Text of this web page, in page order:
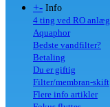
+- Info
4 ting ved RO anlæg
Aquaphor
Bedste vandfilter?
Betaling
Du er giftig
Filter/membran-skift
Flere info artikler